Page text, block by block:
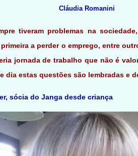
Cláudia Romanini
tiveram problemas na
a perder o emprego, entre
jornada de trabalho que não é
dia estas questões são lembradas e
sócia do Janga desde criança